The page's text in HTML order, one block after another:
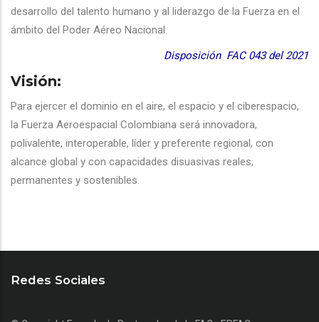
desarrollo del talento humano y al liderazgo de la Fuerza en el
ámbito del Poder Aéreo Nacional.
Disposición FAC 043 del 2021
Visión:
Para ejercer el dominio en el aire, el espacio y el ciberespacio,
la Fuerza Aeroespacial Colombiana será innovadora,
polivalente, interoperable, líder y preferente regional, con
alcance global y con capacidades disuasivas reales,
permanentes y sostenibles.
Redes Sociales